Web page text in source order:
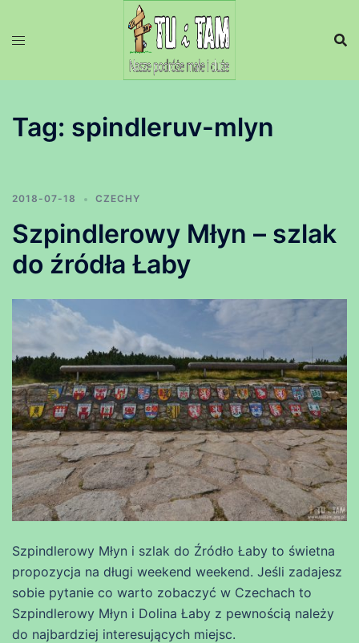
Tag: spindleruv-mlyn
2018-07-18 CZECHY
Szpindlerowy Młyn – szlak
do źródła Łaby
Szpindlerowy Młyn i szlak do Źródło Łaby to świetna
propozycja na długi weekend weekend. Jeśli zadajesz
sobie pytanie co warto zobaczyć w Czechach to
Szpindlerowy Młyn i Dolina Łaby z pewnością należy
do najbardziej interesujących miejsc.